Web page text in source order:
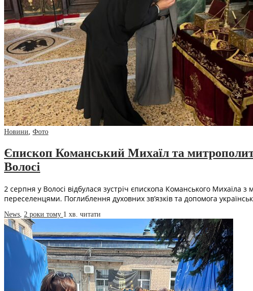
Новини, Фото
Єпископ Команський Михаїл та
Волосі
2 серпня у Волосі відбулася зустріч єпископа Команського Михаїла
переселенцями. Поглиблення духовних зв’язків та допомога
News, 2 роки тому 1 хв. читати